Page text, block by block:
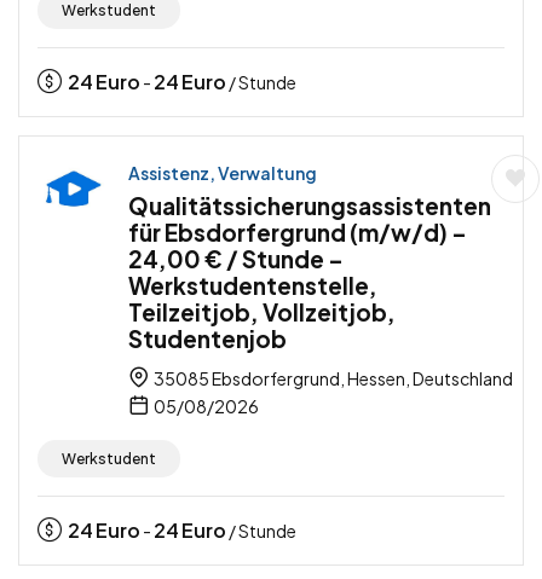
Werkstudent
24Euro - 24Euro / Stunde
Assistenz, Verwaltung
Qualitätssicherungsassistenten
für Ebsdorfergrund (m/w/d) –
24,00 € / Stunde –
Werkstudentenstelle,
Teilzeitjob, Vollzeitjob,
Studentenjob
35085 Ebsdorfergrund, Hessen, Deutschland
05/08/2026
Werkstudent
24Euro - 24Euro / Stunde